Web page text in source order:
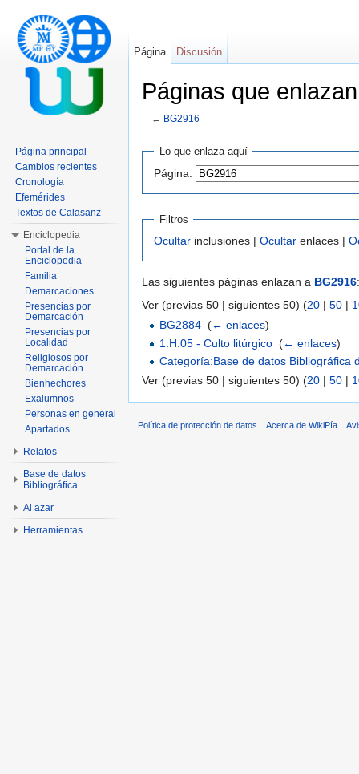
Páginas que
← BG2916
Lo que enlaza aquí
Página:
Filtros
Ocultar inclusiones | Ocultar enlaces |
Las siguientes páginas enlazan a BG2916:
Ver (previas 50 | siguientes 50) (20 | 50 |
BG2884 (← enlaces)
1.H.05 - Culto litúrgico (← enlaces)
Categoría:Base de datos Bibliográfica
Ver (previas 50 | siguientes 50) (20 | 50 |
Página Discusión
Página principal
Cambios recientes
Cronología
Efemérides
Textos de Calasanz
Enciclopedia
Portal de la
Enciclopedia
Familia
Demarcaciones
Presencias por
Demarcación
Presencias por
Localidad
Religiosos por
Demarcación
Bienhechores
Exalumnos
Personas en general
Apartados
Relatos
Base de datos
Bibliográfica
Al azar
Herramientas
Política de protección de datos Acerca de WikiPía